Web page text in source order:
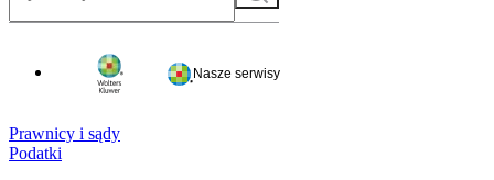
Nasze serwisy
Prawnicy i sądy
Podatki